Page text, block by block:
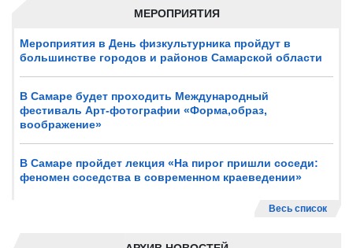
МЕРОПРИЯТИЯ
Мероприятия в День физкультурника пройдут в
большинстве городов и районов Самарской области
В Самаре будет проходить Международный
фестиваль Арт-фотографии «Форма,образ,
воображение»
В Самаре пройдет лекция «На пирог пришли соседи:
феномен соседства в современном краеведении»
Весь список